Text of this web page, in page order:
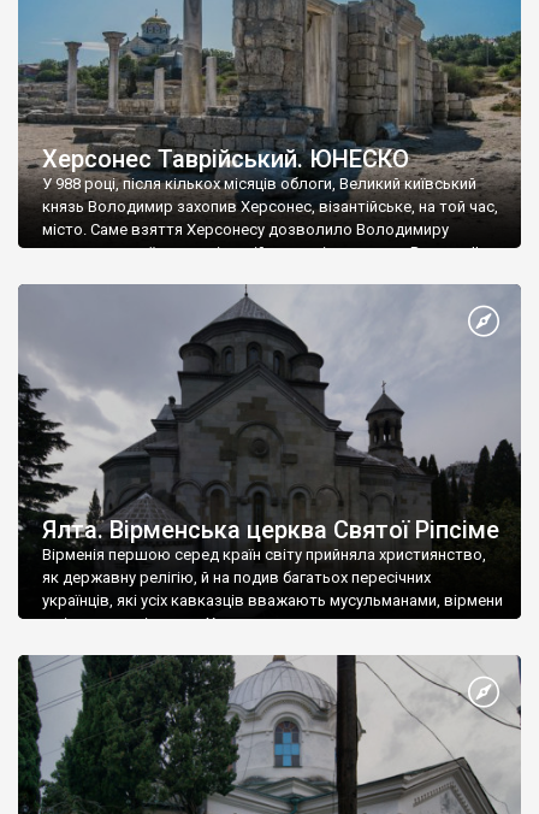
Херсонес Таврійський. ЮНЕСКО
У 988 році, після кількох місяців облоги, Великий київський
князь Володимир захопив Херсонес, візантійське, на той час,
місто. Саме взяття Херсонесу дозволило Володимиру
диктувати свої умови візантійському імператору Василю ІІ, та
Херсонесі Володимир-язичник, став Василем-християнином.
А потім було Хрещення Русі. На честь Херсонесу Таврійського
Ялта. Вірменська церква Святої Ріпсіме
Вірменія першою серед країн світу прийняла християнство,
як державну релігію, й на подив багатьох пересічних
українців, які усіх кавказців вважають мусульманами, вірмени
є відданими вірянами Христа